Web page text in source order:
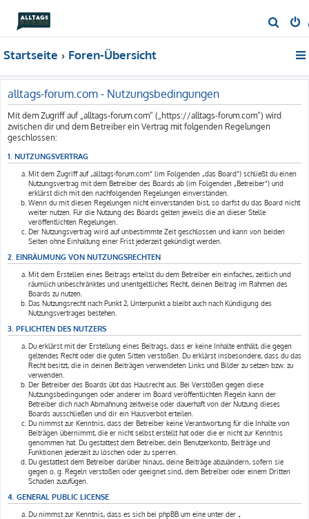
u
Startseite Foren-Übersicht
alltags-forum.com - Nutzungsbedingungen
Mit dem Zugriff auf „alltags-forum.com“ („https://alltags-forum.com“) wird
zwischen dir und dem Betreiber ein Vertrag mit folgenden Regelungen
geschlossen:
1. NUTZUNGSVERTRAG
Mit dem Zugriff auf „alltags-forum.com“ (im Folgenden „das Board“) schließt du einen
Nutzungsvertrag mit dem Betreiber des Boards ab (im Folgenden „Betreiber“) und
erklärst dich mit den nachfolgenden Regelungen einverstanden.
Wenn du mit diesen Regelungen nicht einverstanden bist, so darfst du das Board nicht
weiter nutzen. Für die Nutzung des Boards gelten jeweils die an dieser Stelle
veröffentlichten Regelungen.
Der Nutzungsvertrag wird auf unbestimmte Zeit geschlossen und kann von beiden
Seiten ohne Einhaltung einer Frist jederzeit gekündigt werden.
2. EINRÄUMUNG VON NUTZUNGSRECHTEN
Mit dem Erstellen eines Beitrags erteilst du dem Betreiber ein einfaches, zeitlich und
räumlich unbeschränktes und unentgeltliches Recht, deinen Beitrag im Rahmen des
Boards zu nutzen.
Das Nutzungsrecht nach Punkt 2, Unterpunkt a bleibt auch nach Kündigung des
Nutzungsvertrages bestehen.
3. PFLICHTEN DES NUTZERS
Du erklärst mit der Erstellung eines Beitrags, dass er keine Inhalte enthält, die gegen
geltendes Recht oder die guten Sitten verstoßen. Du erklärst insbesondere, dass du das
Recht besitzt, die in deinen Beiträgen verwendeten Links und Bilder zu setzen bzw. zu
verwenden.
Der Betreiber des Boards übt das Hausrecht aus. Bei Verstößen gegen diese
Nutzungsbedingungen oder anderer im Board veröffentlichten Regeln kann der
Betreiber dich nach Abmahnung zeitweise oder dauerhaft von der Nutzung dieses
Boards ausschließen und dir ein Hausverbot erteilen.
Du nimmst zur Kenntnis, dass der Betreiber keine Verantwortung für die Inhalte von
Beiträgen übernimmt, die er nicht selbst erstellt hat oder die er nicht zur Kenntnis
genommen hat. Du gestattest dem Betreiber, dein Benutzerkonto, Beiträge und
Funktionen jederzeit zu löschen oder zu sperren.
Du gestattest dem Betreiber darüber hinaus, deine Beiträge abzuändern, sofern sie
gegen o. g. Regeln verstoßen oder geeignet sind, dem Betreiber oder einem Dritten
Schaden zuzufügen.
4. GENERAL PUBLIC LICENSE
Du nimmst zur Kenntnis, dass es sich bei phpBB um eine unter der „